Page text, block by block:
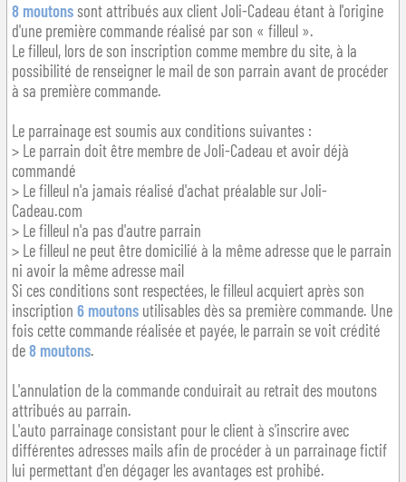
8 moutonssont attribués aux client Joli-Cadeau étant à l'origine
d'une première commande réalisé par son « filleul ».
Le filleul, lors de son inscription comme membre du site, à la
possibilité de renseigner le mail de son parrain avant de procéder
à sa première commande.
Le parrainage est soumis aux conditions suivantes :
> Le parrain doit être membre de Joli-Cadeau et avoir déjà
commandé
> Le filleul n'a jamais réalisé d'achat préalable sur Joli-
Cadeau.com
> Le filleul n'a pas d'autre parrain
> Le filleul ne peut être domicilié à la même adresse que le parrain
ni avoir la même adresse mail
Si ces conditions sont respectées, le filleul acquiert après son
inscription 6 moutonsutilisables dès sa première commande. Une
fois cette commande réalisée et payée, le parrain se voit crédité
de8 moutons.
L'annulation de la commande conduirait au retrait des moutons
attribués au parrain.
L'auto parrainage consistant pour le client à s'inscrire avec
différentes adresses mails afin de procéder à un parrainage fictif
lui permettant d'en dégager les avantages est prohibé.